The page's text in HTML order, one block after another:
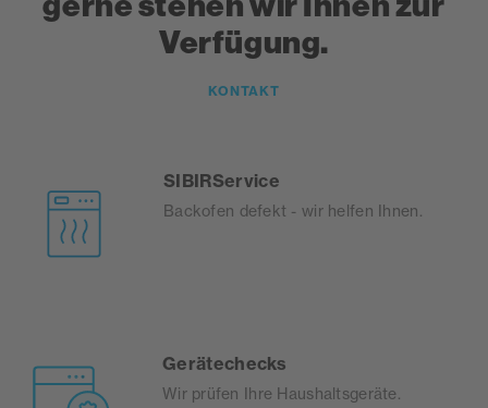
Verfügung.
KONTAKT
SIBIRService
Backofen defekt - wir helfen Ihnen.
Gerätechecks
Wir prüfen Ihre Haushaltsgeräte.